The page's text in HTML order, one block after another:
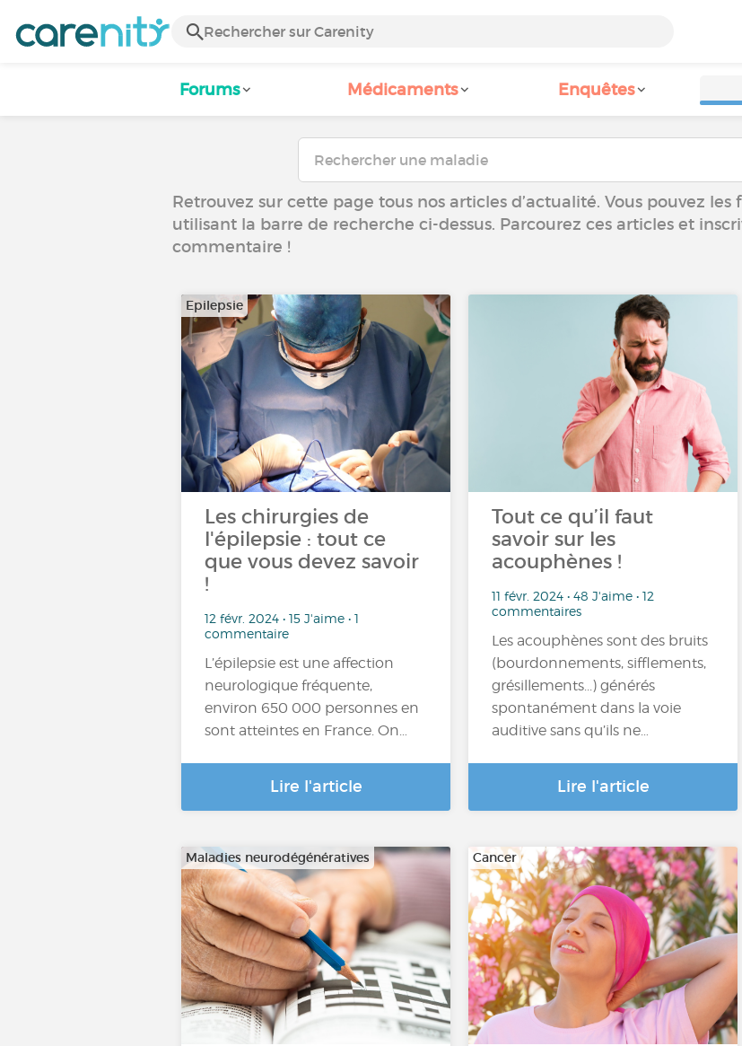
Forums Médicaments Enquêtes
Retrouvez sur cette page tous nos articles d’actualité. Vous pouvez
utilisant la barre de recherche ci-dessus. Parcourez ces articles et
commentaire !
Epilepsie
Les chirurgies de
l'épilepsie : tout ce
que vous devez savoir
!
12 févr. 2024 • 15 J'aime • 1
commentaire
L’épilepsie est une affection
neurologique fréquente,
environ 650 000 personnes en
sont atteintes en France. On…
Lire l'article
Tout ce qu’il faut
savoir sur les
acouphènes !
11 févr. 2024 • 48 J'aime • 12
commentaires
Les acouphènes sont des bruits
(bourdonnements, sifflements,
grésillements...) générés
spontanément dans la voie
auditive sans qu’ils ne…
Lire l'article
Maladies neurodégénératives Cancer